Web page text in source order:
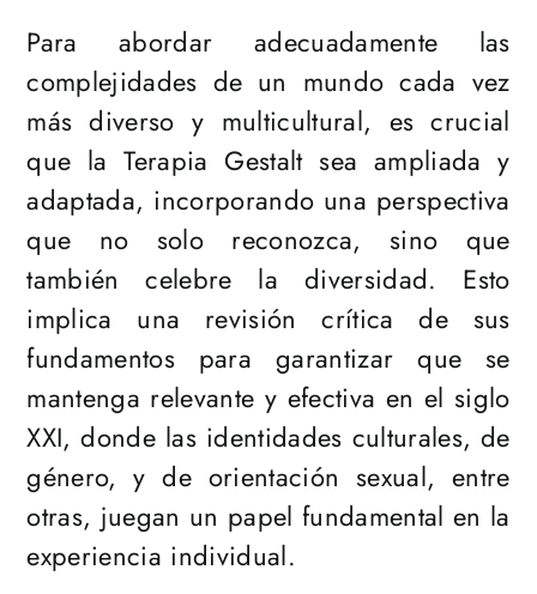
Para abordar adecuadamente las
complejidades de un mundo cada vez
más diverso y multicultural, es crucial
que la Terapia Gestalt sea ampliada y
adaptada, incorporando una perspectiva
que no solo reconozca, sino que
también celebre la diversidad. Esto
implica una revisión crítica de sus
fundamentos para garantizar que se
mantenga relevante y efectiva en el siglo
XXI, donde las identidades culturales, de
género, y de orientación sexual, entre
otras, juegan un papel fundamental en la
experiencia individual.